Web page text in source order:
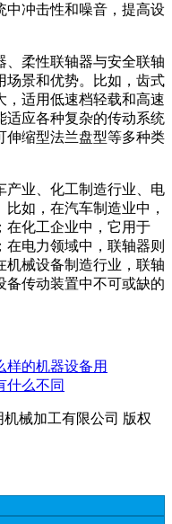
中冲击性和噪音，提高设
、柔性联轴器与安全联轴
场景和优势。比如，齿式
，适用低速档轻载和高速
适应各种复杂的传动系统
伸缩型法兰盘型等多种类
产业、化工制造行业、电
如，在汽车制造业中，
在化工企业中，它用于
电力领域中，联轴器则
机械设备制造行业，联轴
备传动装置中不可或缺的
样的机器设备用
什么不同
机械加工有限公司 版权